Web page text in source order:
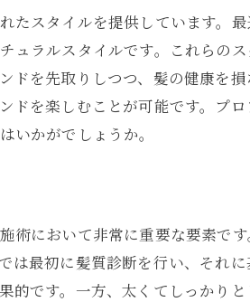
技術とその効果
る美容室の実力
後のケアで長持ちを
に出会う！北九州市のカラーメニ
い！話題のカラーリング
で印象を変える方法
スタイルを提供しています。
ラルスタイルです。これらの
を先取りしつつ、髪の健康を
を楽しむことが可能です。プ
いかがでしょうか。
において非常に重要な要素で
最初に髪質診断を行い、それ
です。一方、太くてしっかり